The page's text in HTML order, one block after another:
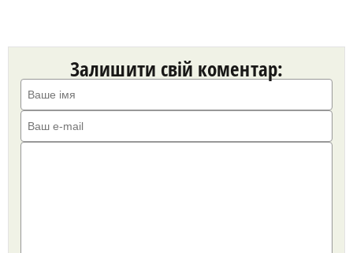
Залишити свій коментар: